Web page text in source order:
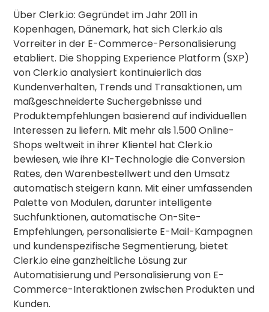
Über Clerk.io: Gegründet im Jahr 2011 in
Kopenhagen, Dänemark, hat sich Clerk.io als
Vorreiter in der E-Commerce-Personalisierung
etabliert. Die Shopping Experience Platform (SXP)
von Clerk.io analysiert kontinuierlich das
Kundenverhalten, Trends und Transaktionen, um
maßgeschneiderte Suchergebnisse und
Produktempfehlungen basierend auf individuellen
Interessen zu liefern. Mit mehr als 1.500 Online-
Shops weltweit in ihrer Klientel hat Clerk.io
bewiesen, wie ihre KI-Technologie die Conversion
Rates, den Warenbestellwert und den Umsatz
automatisch steigern kann. Mit einer umfassenden
Palette von Modulen, darunter intelligente
Suchfunktionen, automatische On-Site-
Empfehlungen, personalisierte E-Mail-Kampagnen
und kundenspezifische Segmentierung, bietet
Clerk.io eine ganzheitliche Lösung zur
Automatisierung und Personalisierung von E-
Commerce-Interaktionen zwischen Produkten und
Kunden.